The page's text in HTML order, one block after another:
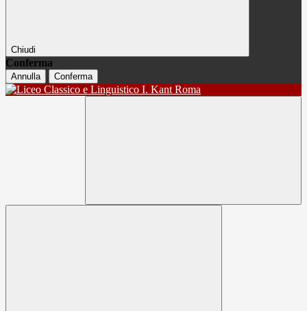
Chiudi
Conferma
Annulla Conferma